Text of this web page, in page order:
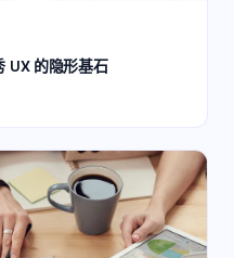
UX 的隐形基石